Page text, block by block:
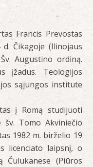
Francis Prevostas
Čikagoje (Ilinojaus
Augustino ordiną.
įžadus. Teologijos
sąjungos institute
į Romą studijuoti
šv. Tomo Akviniečio
1982 m. birželio 19
licenciato laipsnį, o
(Piūros